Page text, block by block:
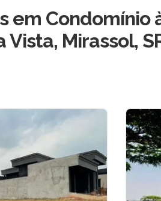
em Condomínio
Vista, Mirassol,